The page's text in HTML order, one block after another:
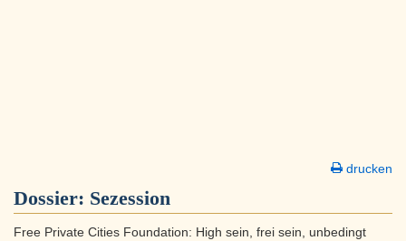
drucken
Dossier: Sezession
Free Private Cities Foundation: High sein, frei sein, unbedingt